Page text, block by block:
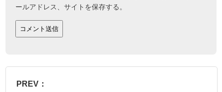
ールアドレス、サイトを保存する。
PREV：